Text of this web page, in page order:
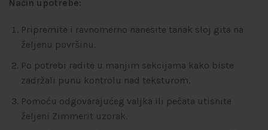
Način upotrebe:
Pripremite i ravnomerno nanesite tanak sloj gita na
željenu površinu.
Po potrebi radite u manjim sekcijama kako biste
zadržali punu kontrolu nad teksturom.
Pomoću odgovarajućeg valjka ili pečata utisnite
željeni Zimmerit uzorak.